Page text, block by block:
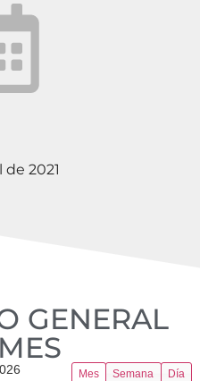
2021
GENERAL
Mes Semana Día